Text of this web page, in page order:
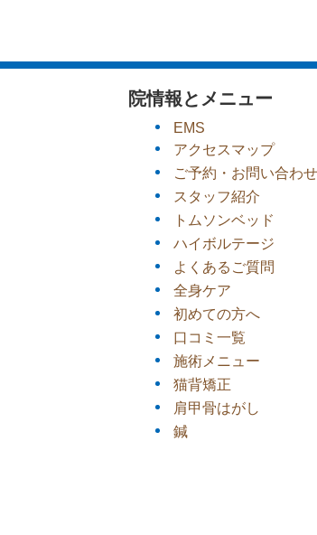
院情報とメニュー
EMS
アクセスマップ
ご予約・お問い合わせ
スタッフ紹介
トムソンベッド
ハイボルテージ
よくあるご質問
全身ケア
初めての方へ
口コミ一覧
施術メニュー
猫背矯正
肩甲骨はがし
鍼